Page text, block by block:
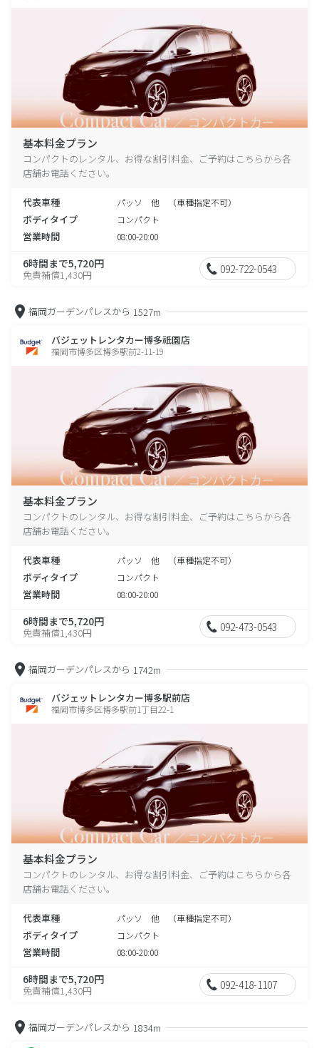
基本料金プラン
コンパクトのレンタル、お得な割引料金、ご予約はこちらから各
店舗お電話ください。
代表車種 パッソ 他 （車種指定不可）
ボディタイプ コンパクト
営業時間 08:00-20:00
6時間まで5,720円
免責補償1,430円 092-722-0543
福岡ガーデンパレスから 1527m
バジェットレンタカー博多祇園店
福岡市博多区博多駅前2-11-19
基本料金プラン
コンパクトのレンタル、お得な割引料金、ご予約はこちらから各
店舗お電話ください。
代表車種 パッソ 他 （車種指定不可）
ボディタイプ コンパクト
営業時間 08:00-20:00
6時間まで5,720円
免責補償1,430円 092-473-0543
福岡ガーデンパレスから 1742m
バジェットレンタカー博多駅前店
福岡市博多区博多駅前1丁目22-1
基本料金プラン
コンパクトのレンタル、お得な割引料金、ご予約はこちらから各
店舗お電話ください。
代表車種 パッソ 他 （車種指定不可）
ボディタイプ コンパクト
営業時間 08:00-20:00
6時間まで5,720円
免責補償1,430円 092-418-1107
福岡ガーデンパレスから 1834m